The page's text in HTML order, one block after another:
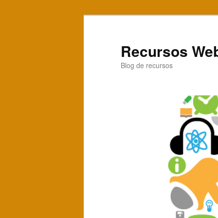
Recursos
Blog de recursos